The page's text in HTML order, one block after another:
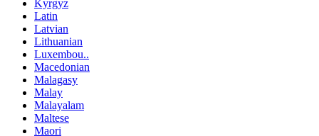
Kyrgyz
Latin
Latvian
Lithuanian
Luxembou..
Macedonian
Malagasy
Malay
Malayalam
Maltese
Maori